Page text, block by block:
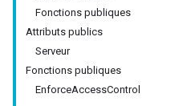
Fonctions publiques
Attributs publics
Serveur
Fonctions publiques
EnforceAccessControl